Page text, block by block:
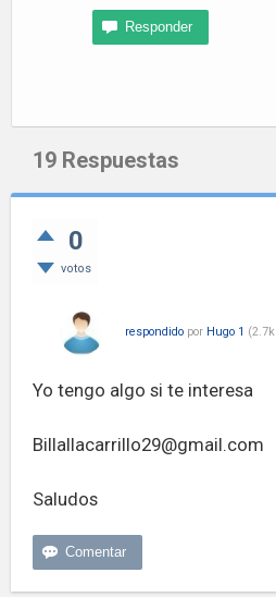
19 Respuestas
0
votos
respondido por Hugo 1 (2.7k
Yo tengo algo si te interesa
Billallacarrillo29@gmail.com
Saludos